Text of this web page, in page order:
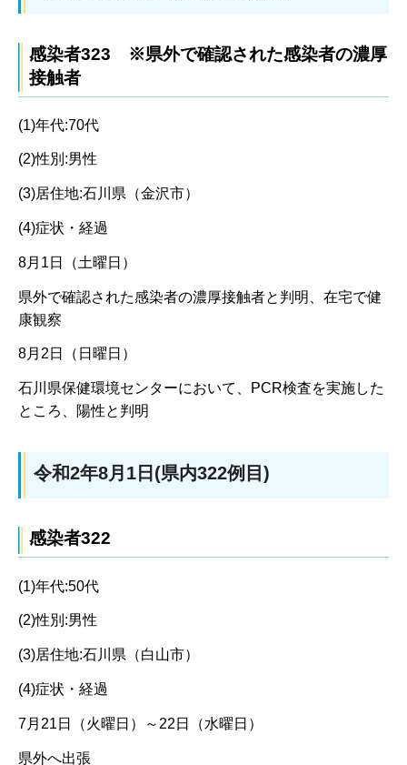
感染者323 ※県外で確認された感染者の濃厚
接触者
(1)年代:70代
(2)性別:男性
(3)居住地:石川県（金沢市）
(4)症状・経過
8月1日（土曜日）
県外で確認された感染者の濃厚接触者と判明、在宅で健
康観察
8月2日（日曜日）
石川県保健環境センターにおいて、PCR検査を実施した
ところ、陽性と判明
令和2年8月1日(県内322例目)
感染者322
(1)年代:50代
(2)性別:男性
(3)居住地:石川県（白山市）
(4)症状・経過
7月21日（火曜日）～22日（水曜日）
県外へ出張